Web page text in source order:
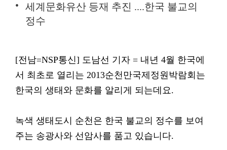
세계문화유산 등재 추진 ....한국 불교의
정수
[전남=NSP통신] 도남선 기자 = 내년 4월 한국에
서 최초로 열리는 2013순천만국제정원박람회는
한국의 생태와 문화를 알리게 되는데요.
녹색 생태도시 순천은 한국 불교의 정수를 보여
주는 송광사와 선암사를 품고 있습니다.